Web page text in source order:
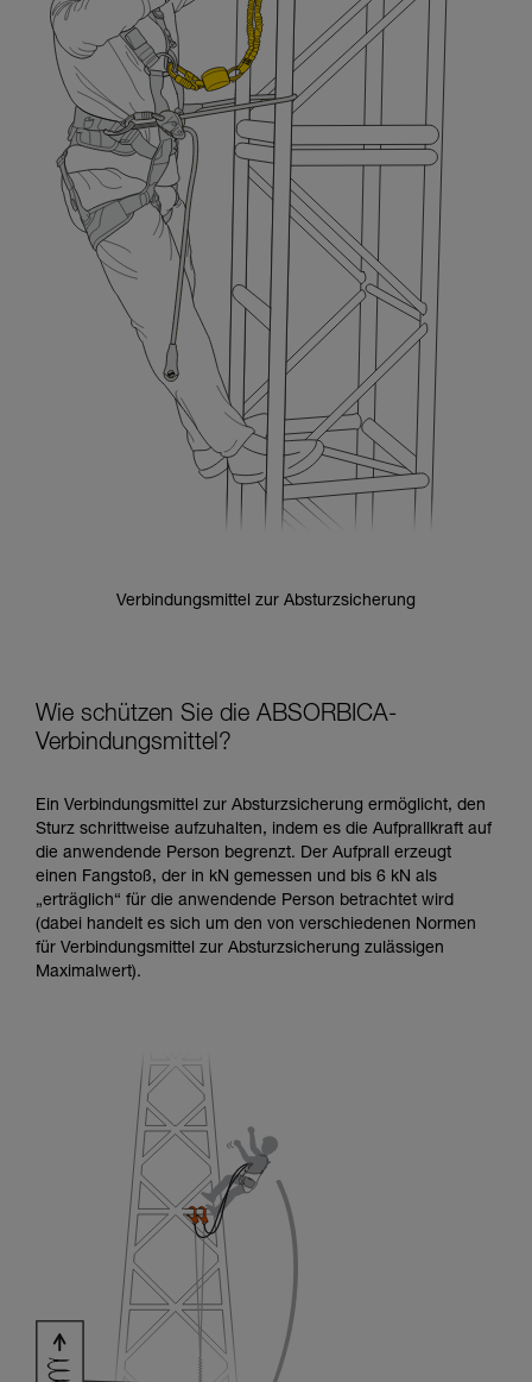
Verbindungsmittel zur Absturzsicherung
Wie schützen Sie die ABSORBICA-
Verbindungsmittel?
Ein Verbindungsmittel zur Absturzsicherung ermöglicht, den
Sturz schrittweise aufzuhalten, indem es die Aufprallkraft auf
die anwendende Person begrenzt. Der Aufprall erzeugt
einen Fangstoß, der in kN gemessen und bis 6 kN als
„erträglich“ für die anwendende Person betrachtet wird
(dabei handelt es sich um den von verschiedenen Normen
für Verbindungsmittel zur Absturzsicherung zulässigen
Maximalwert).